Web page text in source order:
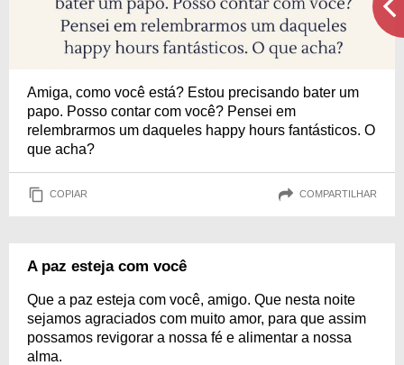
Amiga, como você está? Estou precisando bater um
papo. Posso contar com você? Pensei em
relembrarmos um daqueles happy hours fantásticos. O
que acha?
COPIAR COMPARTILHAR
A paz esteja com você
Que a paz esteja com você, amigo. Que nesta noite
sejamos agraciados com muito amor, para que assim
possamos revigorar a nossa fé e alimentar a nossa
alma.